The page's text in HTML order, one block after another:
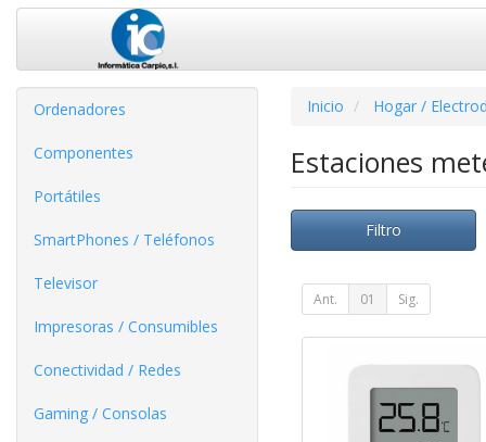
Ordenadores
Componentes
Portátiles
SmartPhones / Teléfonos
Televisor
Impresoras / Consumibles
Conectividad / Redes
Gaming / Consolas
Inicio Hogar /
Estaciones
Filtro
Ant. 01 Sig.